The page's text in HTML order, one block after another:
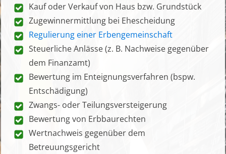
Kauf oder Verkauf von Haus bzw. Grundstück
Zugewinnermittlung bei Ehescheidung
Regulierung einer Erbengemeinschaft
Steuerliche Anlässe (z. B. Nachweise gegenüber
dem Finanzamt)
Bewertung im Enteignungsverfahren (bspw.
Entschädigung)
Zwangs- oder Teilungsversteigerung
Bewertung von Erbbaurechten
Wertnachweis gegenüber dem
Betreuungsgericht